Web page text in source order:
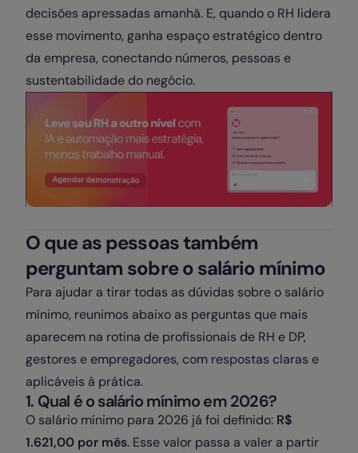
decisões apressadas amanhã. E, quando o RH lidera
esse movimento, ganha espaço estratégico dentro
da empresa, conectando números, pessoas e
sustentabilidade do negócio.
O que as pessoas também
perguntam sobre o salário mínimo
Para ajudar a tirar todas as dúvidas sobre o salário
mínimo, reunimos abaixo as perguntas que mais
aparecem na rotina de profissionais de RH e DP,
gestores e empregadores, com respostas claras e
aplicáveis à prática.
1. Qual é o salário mínimo em 2026?
O salário mínimo para 2026 já foi definido: R$
1.621,00 por mês. Esse valor passa a valer a partir